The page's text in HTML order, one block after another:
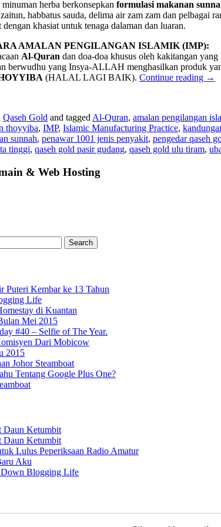
herba berkonsepkan formulasi makanan
habbatus sauda, delima air zam zam dan pelbagai
khasiat untuk tenaga dalaman dan luaran.
AMALAN PENGILANGAN ISLAMIK (IMP):
Al-Quran dan doa-doa khusus oleh kakitangan yang
berwudhu yang Insya-ALLAH menghasilkan produk
(HALAL LAGI BAIK). Continue reading →
Qaseh Gold and tagged Al-Quran, amalan pengilangan
thoyyiba, IMP, Islamic Manufacturing Practice,
sunnah, penawar 1001 jenis penyakit, pengedar qaseh
tinggi, qaseh gold pasir gudang, qaseh gold ulu tiram,
& Web Hosting
Puteri Kembar ke 13 Tahun
Life
di Kuantan
Mei 2015
#40 – Selfie of The Year.
Dari Mobicow
2015
Johor ‎Steamboat
Tentang Google Plus One?
Daun Ketumbit
Daun Ketumbit
Lulus Peperiksaan Radio Amatur
Aku
Blogging Life